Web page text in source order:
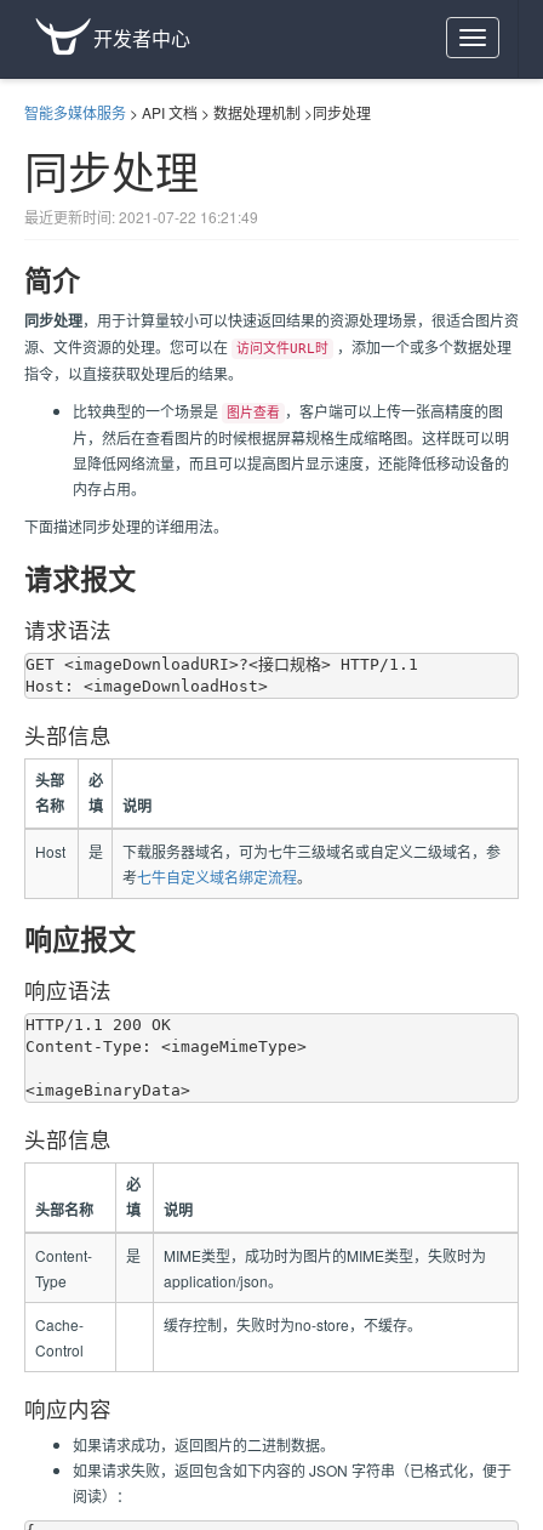
Toggle
navigation
开发者中心
智能多媒体服务 > API 文档 > 数据处理机制 >同步处理
同步处理
最近更新时间: 2021-07-22 16:21:49
简介
同步处理，用于计算量较小可以快速返回结果的资源处理场景，很适合图片资
源、文件资源的处理。您可以在 访问文件URL时
，添加一个或多个数据处理
指令，以直接获取处理后的结果。
比较典型的一个场景是
图片查看 ，客户端可以上传一张高精度的图
片，然后在查看图片的时候根据屏幕规格生成缩略图。这样既可以明
显降低网络流量，而且可以提高图片显示速度，还能降低移动设备的
内存占用。
下面描述同步处理的详细用法。
请求报文
请求语法
GET <imageDownloadURI>?<接口规格> HTTP/1.1
头部信息
头部
名称
必
填
说明
Host 是
下载服务器域名，可为七牛三级域名或自定义二级域名，参
考七牛自定义域名绑定流程。
响应报文
响应语法
HTTP/1.1 200 OK
Content-Type: <imageMimeType>
头部信息
头部名称
必
填
说明
Content-
Type
是
MIME类型，成功时为图片的MIME类型，失败时为
application/json。
Cache-
Control
缓存控制，失败时为no-store，不缓存。
响应内容
如果请求成功，返回图片的二进制数据。
如果请求失败，返回包含如下内容的 JSON 字符串（已格式化，便于
阅读）：